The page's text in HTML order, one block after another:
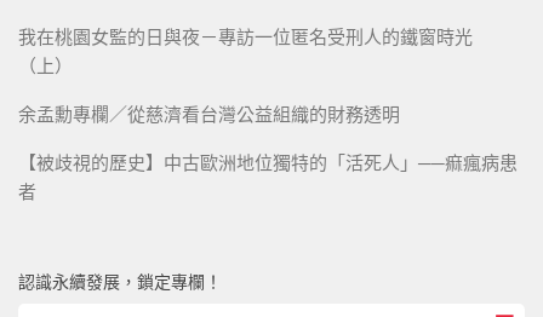
我在桃園女監的日與夜－專訪一位匿名受刑人的鐵窗時光
（上）
余孟勳專欄／從慈濟看台灣公益組織的財務透明
【被歧視的歷史】中古歐洲地位獨特的「活死人」──痲瘋病患
者
認識永續發展，鎖定專欄！